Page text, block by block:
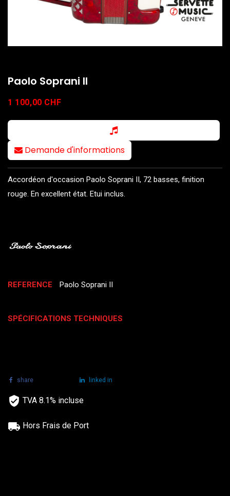
Paolo Soprani II
1 100,00 CHF
Demande d'informations
Accordéon d'occasion Paolo Soprani II, 72 basses, finition
rouge. En excellent état. Etui inclus.
REFERENCE Paolo Soprani II
SPÉCIFICATIONS TECHNIQUES
share linked in
TVA 8.1% incluse
Hors Frais de Port